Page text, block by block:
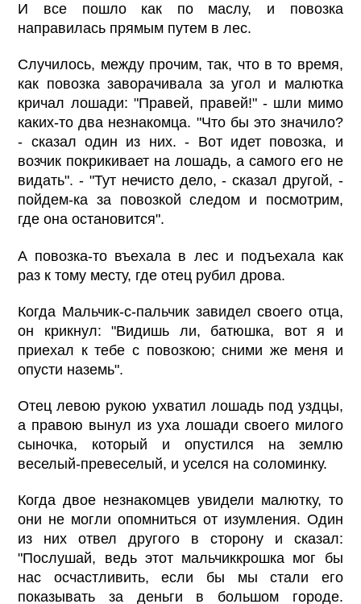
И все пошло как по маслу, и повозка
направилась прямым путем в лес.
Случилось, между прочим, так, что в то время,
как повозка заворачивала за угол и малютка
кричал лошади: "Правей, правей!" - шли мимо
каких-то два незнакомца. "Что бы это значило?
- сказал один из них. - Вот идет повозка, и
возчик покрикивает на лошадь, а самого его не
видать". - "Тут нечисто дело, - сказал другой, -
пойдем-ка за повозкой следом и посмотрим,
где она остановится".
А повозка-то въехала в лес и подъехала как
раз к тому месту, где отец рубил дрова.
Когда Мальчик-с-пальчик завидел своего отца,
он крикнул: "Видишь ли, батюшка, вот я и
приехал к тебе с повозкою; сними же меня и
опусти наземь".
Отец левою рукою ухватил лошадь под уздцы,
а правою вынул из уха лошади своего милого
сыночка, который и опустился на землю
веселый-превеселый, и уселся на соломинку.
Когда двое незнакомцев увидели малютку, то
они не могли опомниться от изумления. Один
из них отвел другого в сторону и сказал:
"Послушай, ведь этот мальчиккрошка мог бы
нас осчастливить, если бы мы стали его
показывать за деньги в большом городе.